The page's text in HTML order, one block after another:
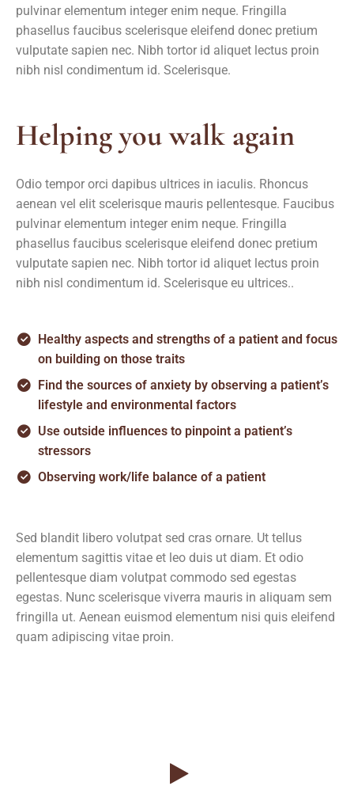
pulvinar elementum integer enim neque. Fringilla
phasellus faucibus scelerisque eleifend donec pretium
vulputate sapien nec. Nibh tortor id aliquet lectus proin
nibh nisl condimentum id. Scelerisque.
Helping you walk again
Odio tempor orci dapibus ultrices in iaculis. Rhoncus
aenean vel elit scelerisque mauris pellentesque. Faucibus
pulvinar elementum integer enim neque. Fringilla
phasellus faucibus scelerisque eleifend donec pretium
vulputate sapien nec. Nibh tortor id aliquet lectus proin
nibh nisl condimentum id. Scelerisque eu ultrices..
Healthy aspects and strengths of a patient and focus
on building on those traits
Find the sources of anxiety by observing a patient’s
lifestyle and environmental factors
Use outside influences to pinpoint a patient’s
stressors
Observing work/life balance of a patient
Sed blandit libero volutpat sed cras ornare. Ut tellus
elementum sagittis vitae et leo duis ut diam. Et odio
pellentesque diam volutpat commodo sed egestas
egestas. Nunc scelerisque viverra mauris in aliquam sem
fringilla ut. Aenean euismod elementum nisi quis eleifend
quam adipiscing vitae proin.